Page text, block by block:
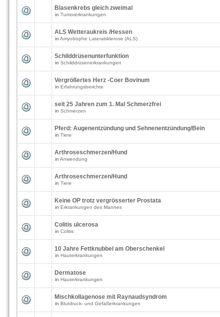
Blasenkrebs gleich zweimal
in Tumorerkrankungen
ALS Wetteraukreis /Hessen
in Amyotrophe Lateralsklerose (ALS)
Schilddrüsenunterfunktion
in Schilddrüsenerkrankungen
Vergrößertes Herz -Coer Bovinum
in Erfahrungsberichte
seit 25 Jahren zum 1. Mal Schmerzfrei
in Schmerzen
Pferd: Augenentzündung und Sehnenentzündung/Bein
in Tiere
Arthroseschmerzen/Hund
in Anwendung
Arthroseschmerzen/Hund
in Tiere
Keine OP trotz vergrösserter Prostata
in Erkrankungen des Mannes
Colitis ulcerosa
in Colitis
10 Jahre Fettknubbel am Oberschenkel
in Hauterkrankungen
Dermatose
in Hauterkrankungen
Mischkollagenose mit Raynaudsyndrom
in Blutdruck- und Gefäßerkrankungen